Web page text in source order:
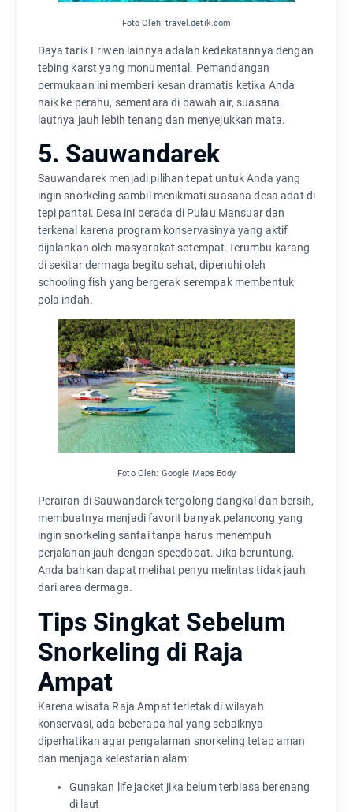
Foto Oleh: travel.detik.com
Daya tarik Friwen lainnya adalah kedekatannya dengan
tebing karst yang monumental. Pemandangan
permukaan ini memberi kesan dramatis ketika Anda
naik ke perahu, sementara di bawah air, suasana
lautnya jauh lebih tenang dan menyejukkan mata.
5. Sauwandarek
Sauwandarek menjadi pilihan tepat untuk Anda yang
ingin snorkeling sambil menikmati suasana desa adat di
tepi pantai. Desa ini berada di Pulau Mansuar dan
terkenal karena program konservasinya yang aktif
dijalankan oleh masyarakat setempat.Terumbu karang
di sekitar dermaga begitu sehat, dipenuhi oleh
schooling fish yang bergerak serempak membentuk
pola indah.
Foto Oleh: Google Maps Eddy
Perairan di Sauwandarek tergolong dangkal dan bersih,
membuatnya menjadi favorit banyak pelancong yang
ingin snorkeling santai tanpa harus menempuh
perjalanan jauh dengan speedboat. Jika beruntung,
Anda bahkan dapat melihat penyu melintas tidak jauh
dari area dermaga.
Tips Singkat Sebelum
Snorkeling di Raja
Ampat
Karena wisata Raja Ampat terletak di wilayah
konservasi, ada beberapa hal yang sebaiknya
diperhatikan agar pengalaman snorkeling tetap aman
dan menjaga kelestarian alam:
Gunakan life jacket jika belum terbiasa berenang
di laut